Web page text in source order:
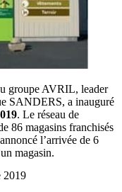
groupe AVRIL, leader
SANDERS, a inauguré
. Le réseau de
86 magasins franchisés
l’arrivée de 6
magasin.
2019